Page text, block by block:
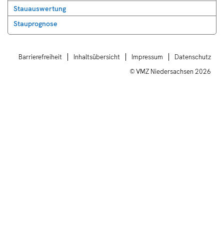
Stauauswertung
Stauprognose
Barrierefreiheit Inhaltsübersicht Impressum
Datenschutz
© VMZ Niedersachsen 2026